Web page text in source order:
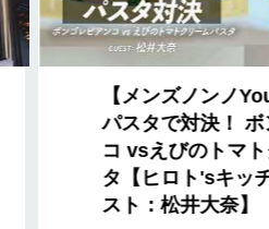
【メンズノンノ
パスタで対決！
コ vsえびのトマ
タ【ヒロト'sキッ
スト：松井大奈】